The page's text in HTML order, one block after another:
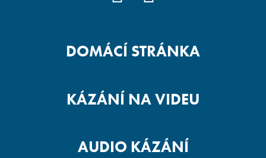
DOMÁCÍ STRÁNKA
KÁZÁNÍ NA VIDEU
AUDIO KÁZÁNÍ